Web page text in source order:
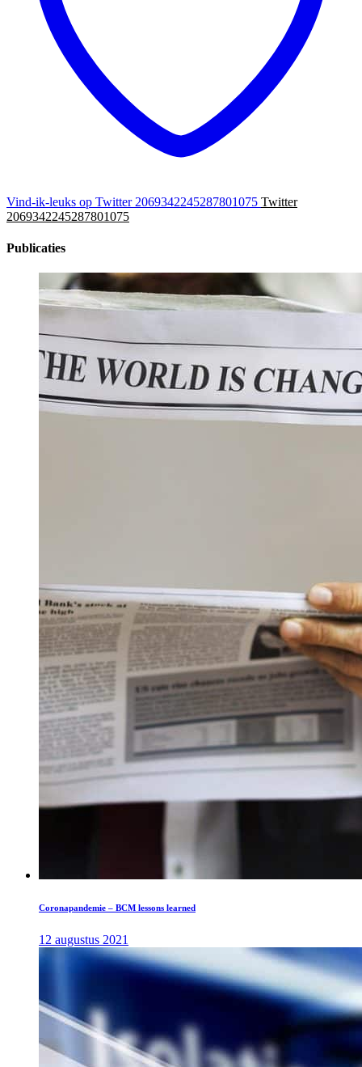
Vind-ik-leuks op Twitter 2069342245287801075 Twitter
2069342245287801075
Publicaties
Coronapandemie – BCM lessons learned
12 augustus 2021